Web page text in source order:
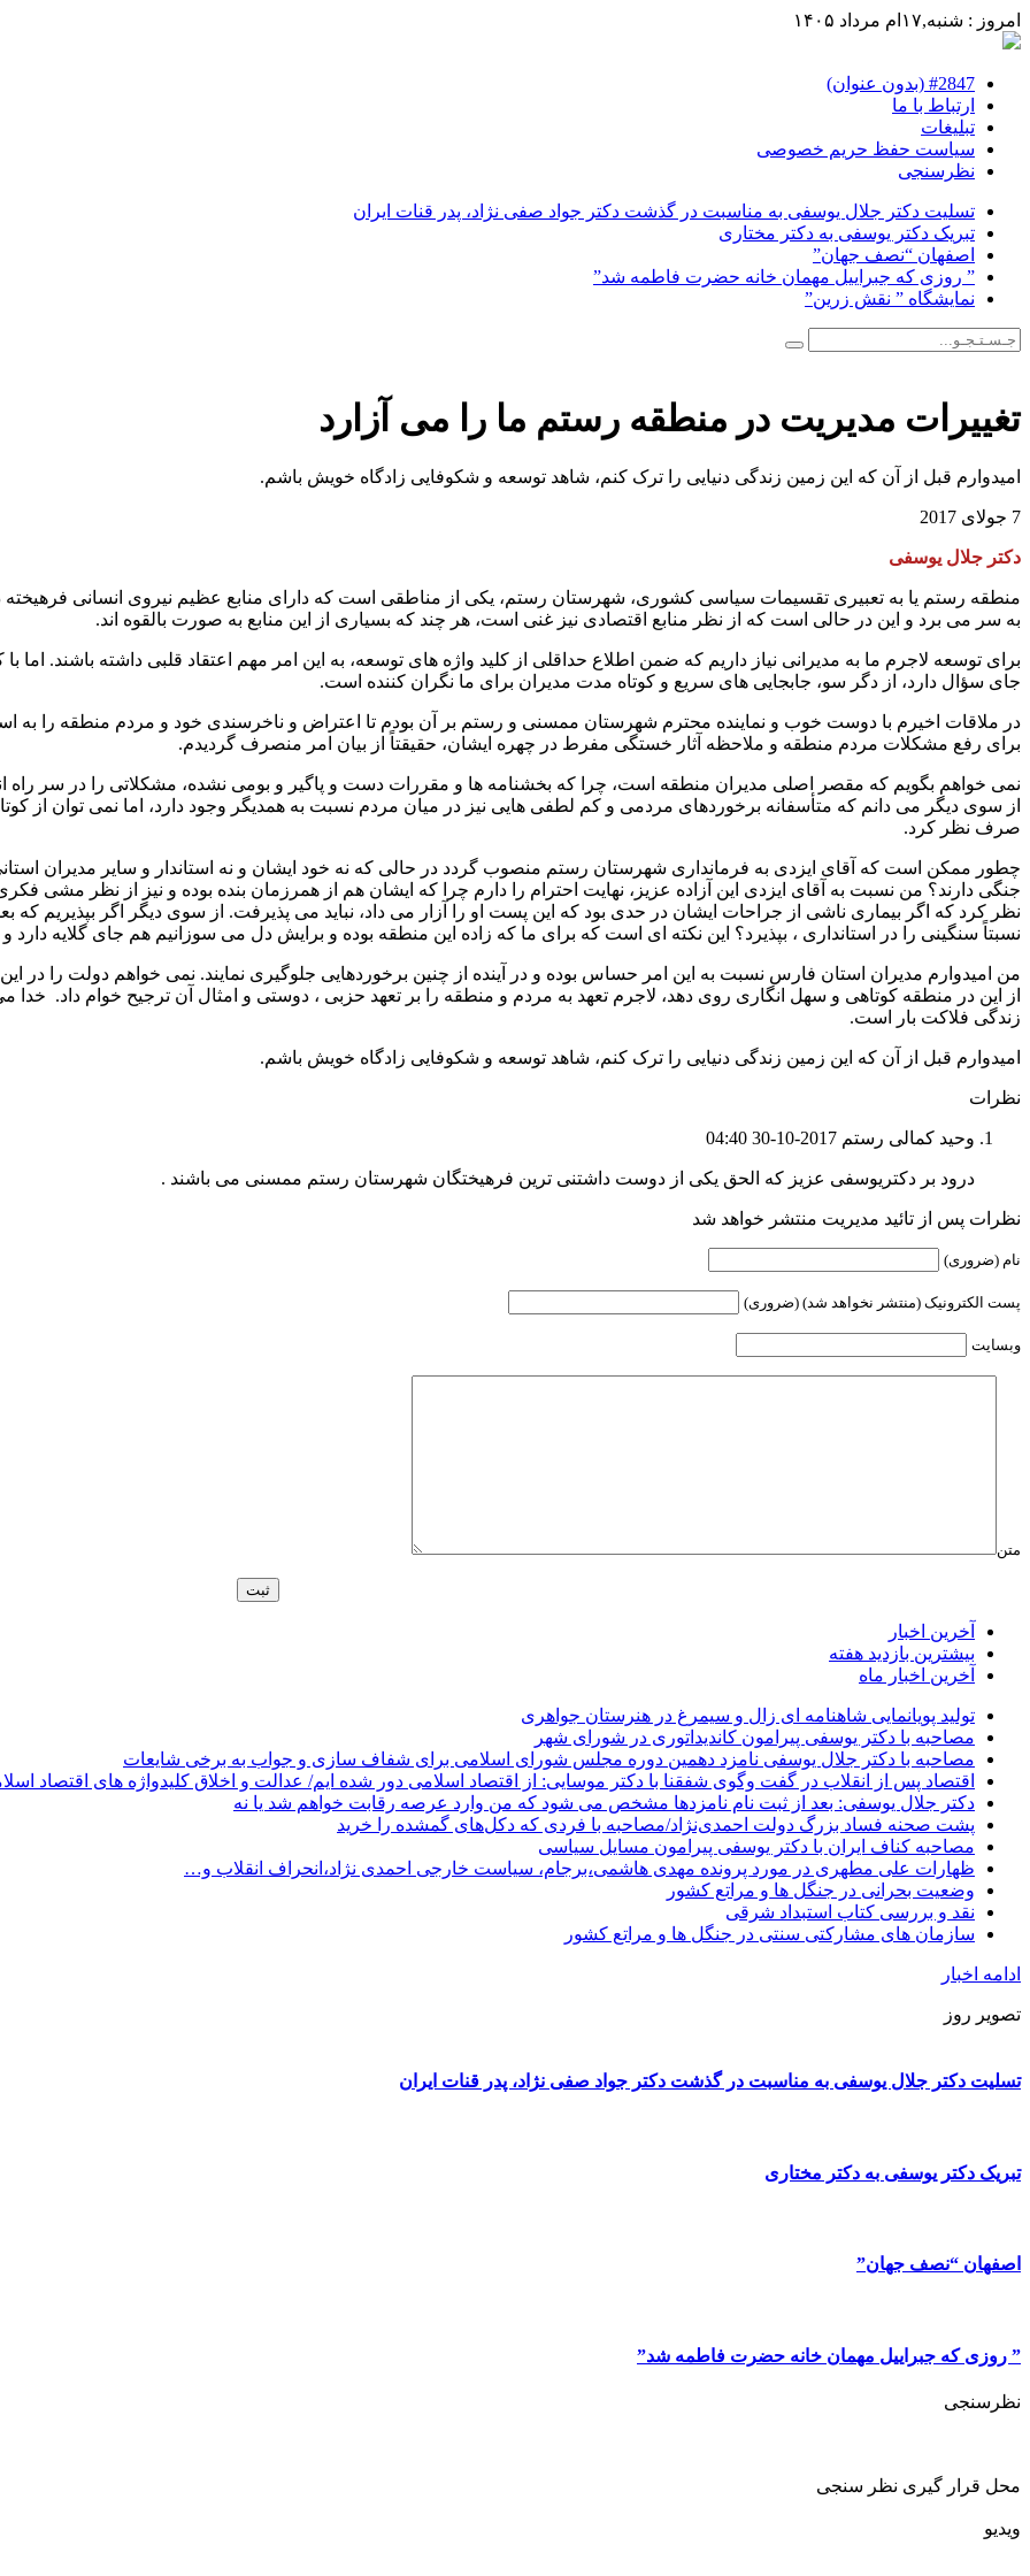
امروز : شنبه,۱۷ام مرداد ۱۴۰۵
#2847 (بدون عنوان)
ارتباط با ما
تبلیغات
سیاست حفظ حریم خصوصی
نظرسنجی
تسلیت دکتر جلال یوسفی به مناسبت در گذشت دکتر جواد صفی نژاد، پدر قنات ایران
تبریک دکتر یوسفی به دکتر مختاری
اصفهان “نصف جهان”
” روزی که جبراییل مهمان خانه حضرت فاطمه شد”
نمایشگاه ” نقش زرین”
تغییرات مدیریت در منطقه رستم ما را می آزارد
امیدوارم قبل از آن که این زمین زندگی دنیایی را ترک کنم، شاهد توسعه و شکوفایی زادگاه خویش باشم.
7 جولای 2017
دکتر جلال یوسفی
منطقه رستم یا به تعبیری تقسیمات سیاسی کشوری، شهرستان رستم، یکی از مناطقی است که دارای منابع عظیم نیروی انسانی
به سر می برد و این در حالی است که از نظر منابع اقتصادی نیز غنی است، هر چند که بسیاری از این منابع به صورت بالقوه اند.
برای توسعه لاجرم ما به مدیرانی نیاز داریم که ضمن اطلاع حداقلی از کلید واژه های توسعه، به این امر مهم اعتقاد قلبی داشته باشند.
جای سؤال دارد، از دگر سو، جابجایی های سریع و کوتاه مدت مدیران برای ما نگران کننده است.
در ملاقات اخیرم با دوست خوب و نماینده محترم شهرستان ممسنی و رستم بر آن بودم تا اعتراض و ناخرسندی خود و مردم منطقه را به
برای رفع مشکلات مردم منطقه و ملاحظه آثار خستگی مفرط در چهره ایشان، حقیقتاً از بیان امر منصرف گردیدم.
نمی خواهم بگویم که مقصر اصلی مدیران منطقه است، چرا که بخشنامه ها و مقررات دست و پاگیر و بومی نشده، مشکلاتی را در سر راه
از سوی دیگر می دانم که متأسفانه برخوردهای مردمی و کم لطفی هایی نیز در میان مردم نسبت به همدیگر وجود دارد، اما نمی توان
صرف نظر کرد.
چطور ممکن است که آقای ایزدی به فرمانداری شهرستان رستم منصوب گردد در حالی که نه خود ایشان و نه استاندار و سایر مدیران
جنگی دارند؟ من نسبت به آقای ایزدی این آزاده عزیز، نهایت احترام را دارم چرا که ایشان هم از همرزمان بنده بوده و نیز از نظر مشی
نظر کرد که اگر بیماری ناشی از جراحات ایشان در حدی بود که این پست او را آزار می داد، نباید می پذیرفت. از سوی دیگر اگر بپذیریم
نسبتاً سنگینی را در استانداری ، بپذیرد؟ این نکته ای است که برای ما که زاده این منطقه بوده و برایش دل می سوزانیم هم جای گلایه دارد
من امیدوارم مدیران استان فارس نسبت به این امر حساس بوده و در آینده از چنین برخوردهایی جلوگیری نمایند. نمی خواهم دولت را در
از این در منطقه کوتاهی و سهل انگاری روی دهد، لاجرم تعهد به مردم و منطقه را بر تعهد حزبی ، دوستی و امثال آن ترجیح خوام داد.
زندگی فلاکت بار است.
امیدوارم قبل از آن که این زمین زندگی دنیایی را ترک کنم، شاهد توسعه و شکوفایی زادگاه خویش باشم.
نظرات
وحید کمالی رستم 2017-10-30 04:40
درود بر دکتریوسفی عزیز که الحق یکی از دوست داشتنی ترین فرهیختگان شهرستان رستم ممسنی می باشند .
نظرات پس از تائید مدیریت منتشر خواهد شد
نام (ضروری)
پست الکترونیک (منتشر نخواهد شد) (ضروری)
وبسایت
متن
آخرین اخبار
بیشترین بازدید هفته
آخرین اخبار ماه
تولید پویانمایی شاهنامه ای زال و سیمرغ در هنرستان جواهری
مصاحبه با دکتر یوسفی پیرامون کاندیداتوری در شورای شهر
مصاحبه با دکتر جلال یوسفی نامزد دهمین دوره مجلس شورای اسلامی برای شفاف سازی و جواب به برخی شایعات
اقتصاد پس از انقلاب در گفت وگوی شفقنا با دکتر موسایی: از اقتصاد اسلامی دور شده ایم/ عدالت و اخلاق کلیدواژه های اقتصاد
دکتر جلال یوسفی: بعد از ثبت نام نامزدها مشخص می شود که من وارد عرصه رقابت خواهم شد یا نه
پشت صحنه فساد بزرگ دولت احمدی‌نژاد/مصاحبه با فردی که دکل‌های گمشده را خرید
مصاحبه کناف ایران با دکتر یوسفی پیرامون مسایل سیاسی
ظهارات علی مطهری در مورد پرونده مهدی هاشمی،برجام، سیاست خارجی احمدی نژاد،انحراف انقلاب و…
وضعیت بحرانی در جنگل ها و مراتع کشور
نقد و بررسی کتاب استبداد شرقی
سازمان های مشارکتی سنتی در جنگل ها و مراتع کشور
ادامه اخبار
تصویر روز
تسلیت دکتر جلال یوسفی به مناسبت در گذشت دکتر جواد صفی نژاد، پدر قنات ایران
تبریک دکتر یوسفی به دکتر مختاری
اصفهان “نصف جهان”
” روزی که جبراییل مهمان خانه حضرت فاطمه شد”
نظرسنجی
محل قرار گیری نظر سنجی
ویدیو